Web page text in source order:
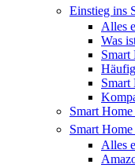
Einstieg ins
Alles
Was
Smart
Smart
Smart
Smart Home
Alles